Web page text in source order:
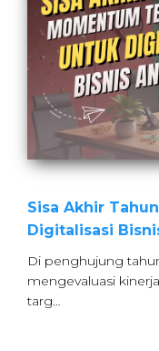
Sisa Akhir
Digitalisasi
Di penghujung
mengevaluasi
targ…